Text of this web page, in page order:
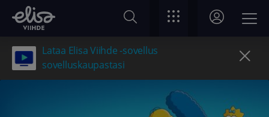
Lataa Elisa Viihde -sovellus
sovelluskaupastasi